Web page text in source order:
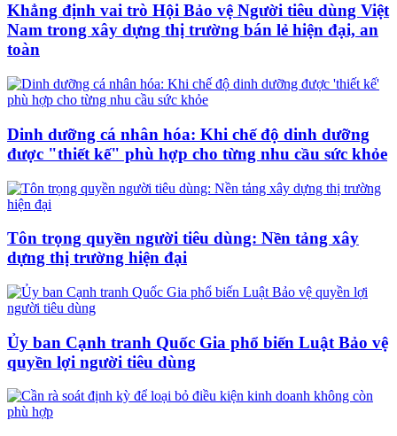
Khẳng định vai trò Hội Bảo vệ Người tiêu dùng Việt
Nam trong xây dựng thị trường bán lẻ hiện đại, an
toàn
Dinh dưỡng cá nhân hóa: Khi chế độ dinh dưỡng
được "thiết kế" phù hợp cho từng nhu cầu sức khỏe
Tôn trọng quyền người tiêu dùng: Nền tảng xây
dựng thị trường hiện đại
Ủy ban Cạnh tranh Quốc Gia phổ biến Luật Bảo vệ
quyền lợi người tiêu dùng